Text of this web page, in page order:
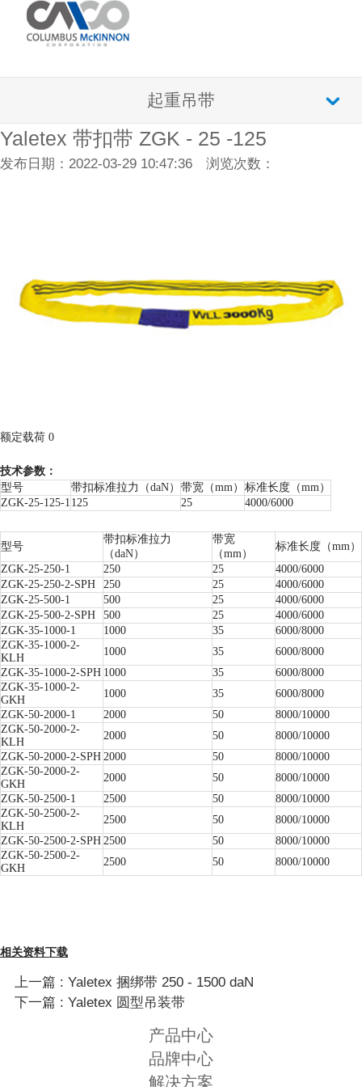
起重吊带
Yaletex 带扣带 ZGK - 25 -125
发布日期：2022-03-29 10:47:36 浏览次数：
额定载荷 0
技术参数：
型号
带扣标准拉力（daN） 带宽（mm） 标准长度（mm）
ZGK-25-125-1 125 25 4000/6000
型号
带扣标准拉力
（daN）
带宽
（mm）
标准长度（mm）
ZGK-25-250-1
250 25
4000/6000
ZGK-25-250-2-SPH
250 25
4000/6000
ZGK-25-500-1
500 25
4000/6000
ZGK-25-500-2-SPH
500 25
4000/6000
ZGK-35-1000-1
1000 35
6000/8000
ZGK-35-1000-2-
KLH
1000 35
6000/8000
ZGK-35-1000-2-SPH 1000 35
6000/8000
ZGK-35-1000-2-
GKH
1000 35
6000/8000
ZGK-50-2000-1
2000 50
8000/10000
ZGK-50-2000-2-
KLH
2000 50
8000/10000
ZGK-50-2000-2-SPH 2000 50
8000/10000
ZGK-50-2000-2-
GKH
2000 50
8000/10000
ZGK-50-2500-1
2500 50
8000/10000
ZGK-50-2500-2-
KLH
2500 50
8000/10000
ZGK-50-2500-2-SPH 2500 50
8000/10000
ZGK-50-2500-2-
GKH
2500 50 8000/10000
相关资料下载
上一篇 : Yaletex 捆绑带 250 - 1500 daN
下一篇 : ​Yaletex 圆型吊装带
产品中心
品牌中心
解决方案